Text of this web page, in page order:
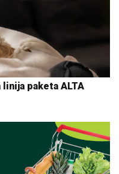
paketa ALTA